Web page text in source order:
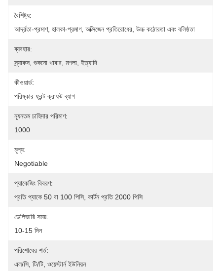
বৈশিষ্ট্য:
আর্দ্রতা-প্রমাণ, হালকা-প্রমাণ, অক্সিজেন প্রতিরোধের, উচ্চ কঠোরতা এবং বলিষ্ঠতা
ব্যবহার:
স্ন্যাকস, শুকনো খাবার, মশলা, ইত্যাদি
কীওয়ার্ড:
পরিষ্কার ফ্রন্ট ক্রাফট ব্যাগ
ন্যূনতম চাহিদার পরিমাণ:
1000
মূল্য:
Negotiable
প্যাকেজিং বিবরণ:
প্রতি প্যাকে 50 বা 100 পিসি, কার্টন প্রতি 2000 পিসি
ডেলিভারি সময়:
10-15 দিন
পরিশোধের শর্ত:
এল/সি, টি/টি, ওয়েস্টার্ন ইউনিয়ন